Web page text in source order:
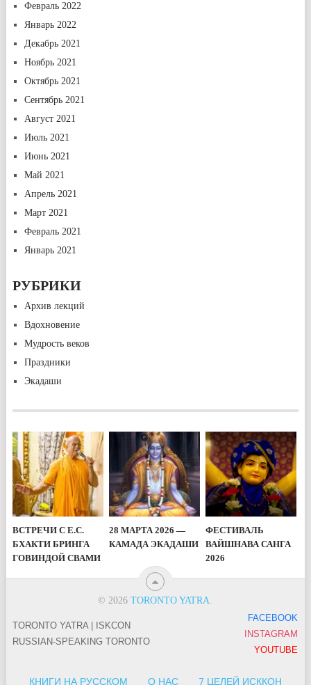
Февраль 2022
Январь 2022
Декабрь 2021
Ноябрь 2021
Октябрь 2021
Сентябрь 2021
Август 2021
Июль 2021
Июнь 2021
Май 2021
Апрель 2021
Март 2021
Февраль 2021
Январь 2021
РУБРИКИ
Архив лекций
Вдохновение
Мудрость веков
Праздники
Экадаши
ВСТРЕЧИ С Е.С.
БХАКТИ БРИНГА
ГОВИНДОЙ СВАМИ
28 МАРТА 2026 —
КАМАДА ЭКАДАШИ
ФЕСТИВАЛЬ
ВАЙШНАВА САНГА
2026
© 2026TORONTO YATRA
TORONTO YATRA | ISKCON
RUSSIAN-SPEAKING TORONTO
FACEBOOK
INSTAGRAM
YOUTUBE
КНИГИ НА РУССКОМ О НАС 7 ЦЕЛЕЙ ИСККОН